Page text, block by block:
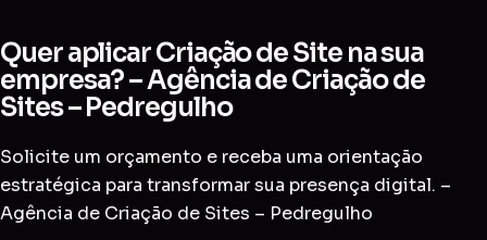
Quer aplicar Criação de Site na sua
empresa? – Agência de Criação de
Sites – Pedregulho
Solicite um orçamento e receba uma orientação
estratégica para transformar sua presença digital. –
Agência de Criação de Sites – Pedregulho